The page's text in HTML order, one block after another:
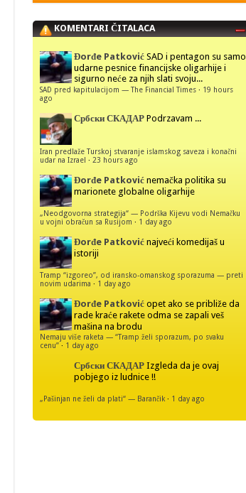
KOMENTARI ČITALACA
Đorđe Patković SAD i pentagon su samo
udarne pesnice financijske oligarhije i
sigurno neće za njih slati svoju...
SAD pred kapitulacijom — The Financial Times· 19 hours
ago
Србски СКАДАР Podrzavam ...
Iran predlaže Turskoj stvaranje islamskog saveza i konačni
udar na Izrael · 23 hours ago
Đorđe Patković nemačka politika su
marionete globalne oligarhije
„Neodgovorna strategija“ — Podrška Kijevu vodi Nemačku
u vojni obračun sa Rusijom · 1 day ago
Đorđe Patković najveći komedijaš u
istoriji
Tramp “izgoreo”, od iransko-omanskog sporazuma — preti
novim udarima · 1 day ago
Đorđe Patković opet ako se približe da
rade kraće rakete odma se zapali veš
mašina na brodu
Nemaju više raketa — “Tramp želi sporazum, po svaku
cenu”· 1 day ago
Србски СКАДАР Izgleda da je ovaj
pobjego iz ludnice !!
„Pašinjan ne želi da plati“ — Barančik· 1 day ago